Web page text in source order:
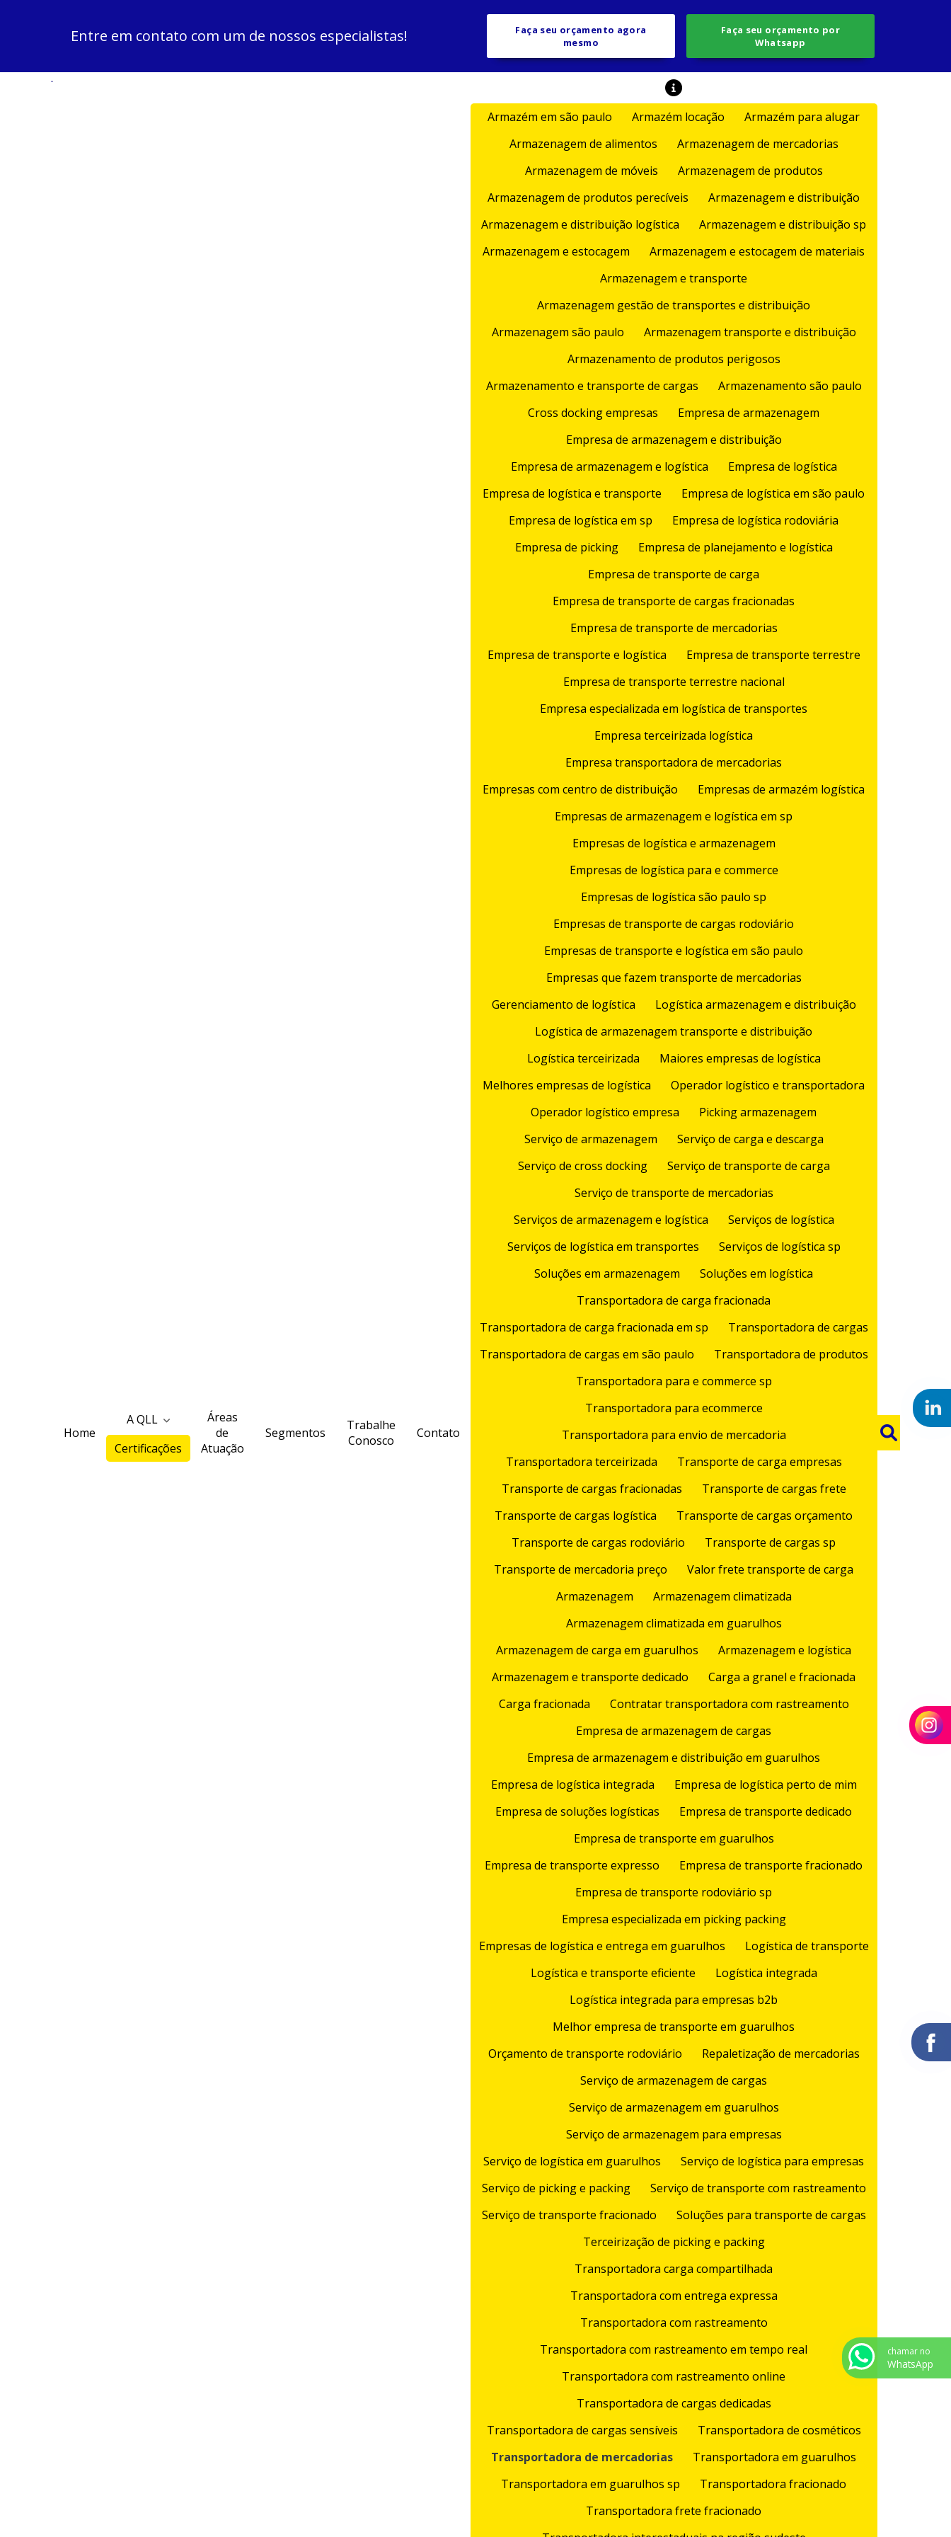
Entre em contato com um de nossos especialistas!
Faça seu orçamento agora
mesmo
Faça seu orçamento por
Whatsapp
Home
A QLL
Certificações
Áreas
de
Atuação
Segmentos
Trabalhe
Conosco
Contato
Armazém em são paulo Armazém locação
Armazém para alugar
Armazenagem de alimentos
Armazenagem de mercadorias
Armazenagem de móveis
Armazenagem de produtos
Armazenagem de produtos perecíveis
Armazenagem e distribuição
Armazenagem e distribuição logística
Armazenagem e distribuição sp
Armazenagem e estocagem
Armazenagem e estocagem de materiais
Armazenagem e transporte
Armazenagem gestão de transportes e distribuição
Armazenagem são paulo
Armazenagem transporte e distribuição
Armazenamento de produtos perigosos
Armazenamento e transporte de cargas
Armazenamento são paulo
Cross docking empresas
Empresa de armazenagem
Empresa de armazenagem e distribuição
Empresa de armazenagem e logística
Empresa de logística
Empresa de logística e transporte
Empresa de logística em são paulo
Empresa de logística em sp
Empresa de logística rodoviária
Empresa de picking
Empresa de planejamento e logística
Empresa de transporte de carga
Empresa de transporte de cargas fracionadas
Empresa de transporte de mercadorias
Empresa de transporte e logística
Empresa de transporte terrestre
Empresa de transporte terrestre nacional
Empresa especializada em logística de transportes
Empresa terceirizada logística
Empresa transportadora de mercadorias
Empresas com centro de distribuição
Empresas de armazém logística
Empresas de armazenagem e logística em sp
Empresas de logística e armazenagem
Empresas de logística para e commerce
Empresas de logística são paulo sp
Empresas de transporte de cargas rodoviário
Empresas de transporte e logística em são paulo
Empresas que fazem transporte de mercadorias
Gerenciamento de logística
Logística armazenagem e distribuição
Logística de armazenagem transporte e distribuição
Logística terceirizada
Maiores empresas de logística
Melhores empresas de logística
Operador logístico e transportadora
Operador logístico empresa
Picking armazenagem
Serviço de armazenagem
Serviço de carga e descarga
Serviço de cross docking
Serviço de transporte de carga
Serviço de transporte de mercadorias
Serviços de armazenagem e logística
Serviços de logística
Serviços de logística em transportes
Serviços de logística sp
Soluções em armazenagem
Soluções em logística
Transportadora de carga fracionada
Transportadora de carga fracionada em sp
Transportadora de cargas
Transportadora de cargas em são paulo
Transportadora de produtos
Transportadora para e commerce sp
Transportadora para ecommerce
Transportadora para envio de mercadoria
Transportadora terceirizada
Transporte de carga empresas
Transporte de cargas fracionadas
Transporte de cargas frete
Transporte de cargas logística
Transporte de cargas orçamento
Transporte de cargas rodoviário
Transporte de cargas sp
Transporte de mercadoria preço
Valor frete transporte de carga
Armazenagem
Armazenagem climatizada
Armazenagem climatizada em guarulhos
Armazenagem de carga em guarulhos
Armazenagem e logística
Armazenagem e transporte dedicado
Carga a granel e fracionada
Carga fracionada
Contratar transportadora com rastreamento
Empresa de armazenagem de cargas
Empresa de armazenagem e distribuição em guarulhos
Empresa de logística integrada
Empresa de logística perto de mim
Empresa de soluções logísticas
Empresa de transporte dedicado
Empresa de transporte em guarulhos
Empresa de transporte expresso
Empresa de transporte fracionado
Empresa de transporte rodoviário sp
Empresa especializada em picking packing
Empresas de logística e entrega em guarulhos
Logística de transporte
Logística e transporte eficiente
Logística integrada
Logística integrada para empresas b2b
Melhor empresa de transporte em guarulhos
Orçamento de transporte rodoviário
Repaletização de mercadorias
Serviço de armazenagem de cargas
Serviço de armazenagem em guarulhos
Serviço de armazenagem para empresas
Serviço de logística em guarulhos
Serviço de logística para empresas
Serviço de picking e packing
Serviço de transporte com rastreamento
Serviço de transporte fracionado
Soluções para transporte de cargas
Terceirização de picking e packing
Transportadora carga compartilhada
Transportadora com entrega expressa
Transportadora com rastreamento
Transportadora com rastreamento em tempo real
Transportadora com rastreamento online
Transportadora de cargas dedicadas
Transportadora de cargas sensíveis
Transportadora de cosméticos
Transportadora de mercadorias
Transportadora em guarulhos
Transportadora em guarulhos sp
Transportadora fracionado
Transportadora frete fracionado
chamar no
WhatsApp